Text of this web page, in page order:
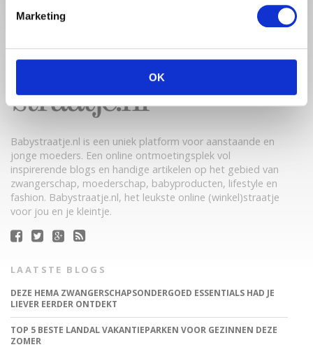
Marketing
OK
Babystraatje.nl is een uniek platform voor aanstaande en
jonge moeders. Een online ontmoetingsplek vol
inspirerende blogs en handige artikelen op het gebied van
zwangerschap, moederschap, babyproducten, lifestyle en
fashion. Babystraatje.nl, het leukste online (winkel)straatje
voor jou en je kleintje.
LAATSTE BLOGS
DEZE HEMA ZWANGERSCHAPSONDERGOED ESSENTIALS HAD JE
LIEVER EERDER ONTDEKT
TOP 5 BESTE LANDAL VAKANTIEPARKEN VOOR GEZINNEN DEZE
ZOMER